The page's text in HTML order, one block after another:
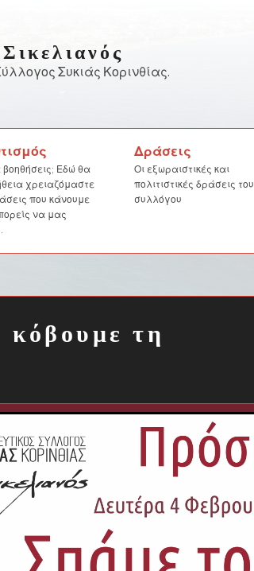
Συκιάς Κορινθίας.
βοηθήσεις; Εδώ θα
χρειαζόμαστε
που κάνουμε
να μας
Δράσεις
Οι εξωραιστικές και
πολιτιστικές δράσεις του
συλλόγου
τη